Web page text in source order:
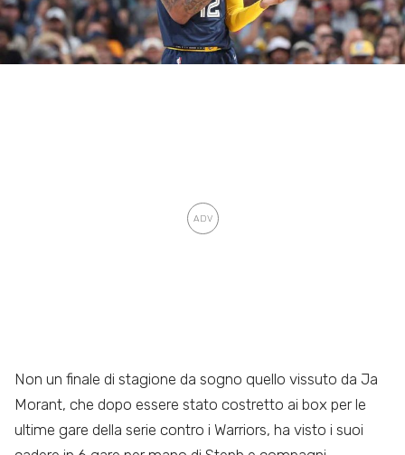
Non un finale di stagione da sogno quello vissuto da Ja
Morant, che dopo essere stato costretto ai box per le
ultime gare della serie contro i Warriors, ha visto i suoi